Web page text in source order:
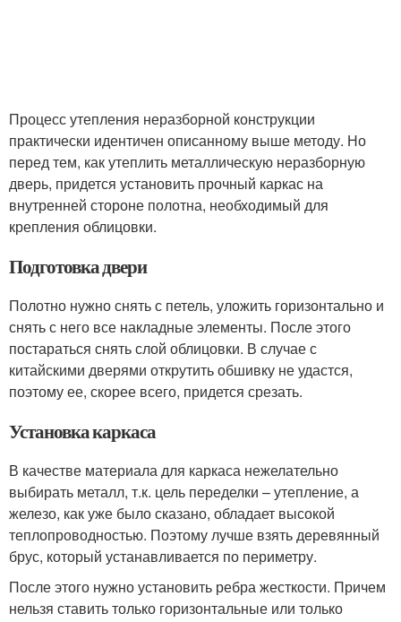
Процесс утепления неразборной конструкции
практически идентичен описанному выше методу. Но
перед тем, как утеплить металлическую неразборную
дверь, придется установить прочный каркас на
внутренней стороне полотна, необходимый для
крепления облицовки.
Подготовка двери
Полотно нужно снять с петель, уложить горизонтально и
снять с него все накладные элементы. После этого
постараться снять слой облицовки. В случае с
китайскими дверями открутить обшивку не удастся,
поэтому ее, скорее всего, придется срезать.
Установка каркаса
В качестве материала для каркаса нежелательно
выбирать металл, т.к. цель переделки – утепление, а
железо, как уже было сказано, обладает высокой
теплопроводностью. Поэтому лучше взять деревянный
брус, который устанавливается по периметру.
После этого нужно установить ребра жесткости. Причем
нельзя ставить только горизонтальные или только